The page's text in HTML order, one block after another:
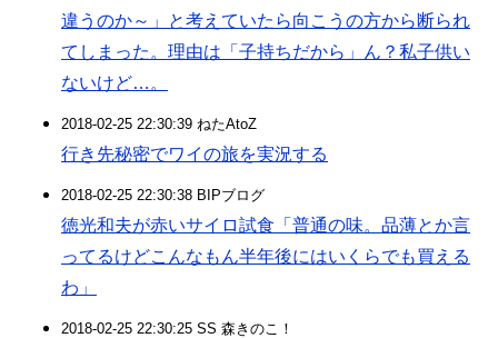
違うのか～」と考えていたら向こうの方から断られ
てしまった。理由は「子持ちだから」ん？私子供い
ないけど…。
2018-02-25 22:30:39 ねたAtoZ
行き先秘密でワイの旅を実況する
2018-02-25 22:30:38 BIPブログ
徳光和夫が赤いサイロ試食「普通の味。品薄とか言
ってるけどこんなもん半年後にはいくらでも買える
わ」
2018-02-25 22:30:25 SS 森きのこ！